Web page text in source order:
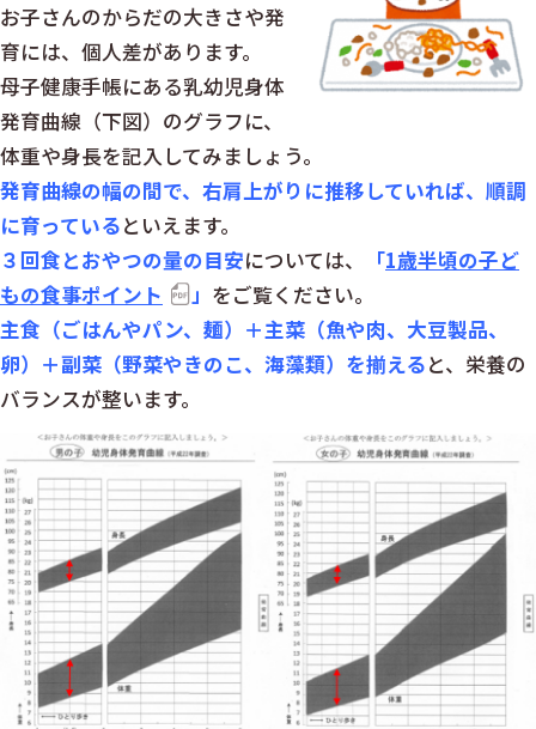
お子さんのからだの大きさや発
育には、個人差があります。
母子健康手帳にある乳幼児身体
発育曲線（下図）のグラフに、
体重や身長を記入してみましょう。
発育曲線の幅の間で、右肩上がりに推移していれば、順調
に育っているといえます。
３回食とおやつの量の目安については、 「1歳半頃の子ど
もの食事ポイント
」 をご覧ください。
主食（ごはんやパン、麺）＋主菜（魚や肉、大豆製品、
卵）＋副菜（野菜やきのこ、海藻類）を揃えると、栄養の
バランスが整います。